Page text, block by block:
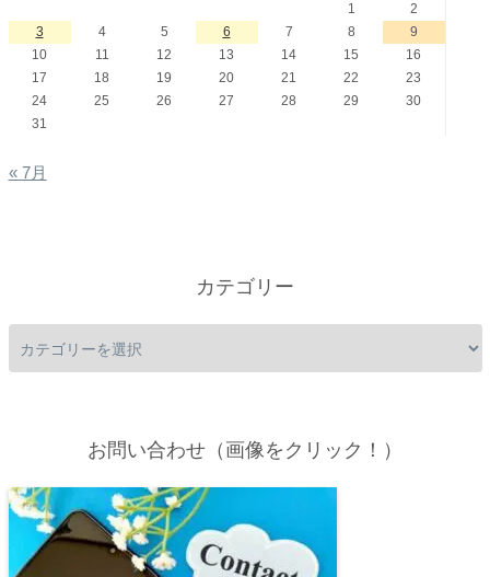
1
2
3
4 5 6 7 8
9
10
11 12 13 14 15
16
17
18 19 20 21 22
23
24
25 26 27 28 29
30
31
« 7月
カテゴリー
お問い合わせ（画像をクリック！）